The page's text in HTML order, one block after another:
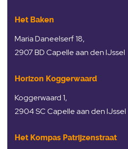
Het Baken
Maria Daneelserf 18,
2907 BD Capelle aan den IJssel
Horizon Koggerwaard
Koggerwaard 1,
2904 SC Capelle aan den IJssel
Het Kompas Patrijzenstraat